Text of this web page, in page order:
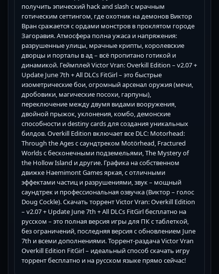
получить эпический hack and slash с мрачным
готическим сеттингом, где охотник на демонов Виктор
Вран сражается с ордами монстров в проклятом городе
Загоравия. Атмосфера полна ужаса и напряжения:
разрушенные улицы, мрачные крипты, королевские
дворцы и порталы в ад – всё пропитано готикой и
динамикой. Геймплей Victor Vran: Overkill Edition – v2.07 +
Update June 7th + All DLCs FitGirl – это быстрые
изометрические бои, огромный арсенал оружия (мечи,
дробовики, магические посохи, гарпуны),
переключение между двумя видами вооружения,
двойной прыжок, уклонения, комбо, демонские
способности и destiny cards для создания уникальных
билдов. Overkill Edition включает все DLC: Motorhead:
Through the Ages с саундтреком Motörhead, Fractured
Worlds с бесконечными подземельями, The Mystery of
the Hollow Island и другие. Графика на собственном
движке Haemimont Games яркая, с отличными
эффектами частиц и разрушениями, звук – мощный
саундтрек и профессиональная озвучка (Виктор – голос
Doug Cockle). Скачать торрент Victor Vran: Overkill Edition
– v2.07 + Update June 7th + All DLCs FitGirl бесплатно на
русском – это полная версия игры для ПК с таблеткой,
без ограничений, последняя версия с обновлением June
7th и всеми дополнениями. Торрент-раздача Victor Vran
Overkill Edition FitGirl – идеальный способ скачать игру
торрент бесплатно и на русском языке прямо сейчас!